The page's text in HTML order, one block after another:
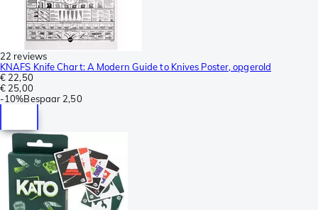
22 reviews
KNAFS Knife Chart: A Modern Guide to Knives Poster, opgerold
€ 22,50
€ 25,00
-10%Bespaar 2,50